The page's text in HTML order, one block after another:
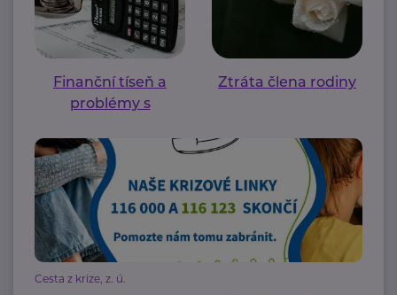
Finanční tíseň a
problémy s
Ztráta člena rodiny
Cesta z krize, z. ú.